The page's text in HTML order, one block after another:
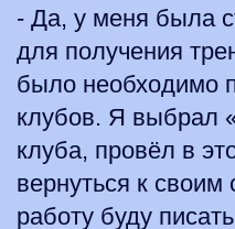
- Да, у меня была
для получения
было необходимо
клубов. Я выбрал
клуба, провёл в
вернуться к
работу буду